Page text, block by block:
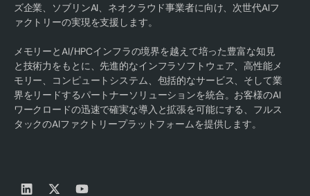
ズ企業、ソブリンAI、ネオクラウド事業者に向け、次世代AIフ
ァクトリーの実現を支援します。
メモリーとAI/HPCインフラの境界を越えて培った豊富な知見
と技術力をもとに、先進的なインフラソフトウェア、高性能メ
モリー、コンピュートシステム、包括的なサービス、そして業
界をリードするパートナーソリューションを統合。お客様のAI
ワークロードの迅速で確実な導入と拡張を可能にする、フルス
タックのAIファクトリープラットフォームを提供します。